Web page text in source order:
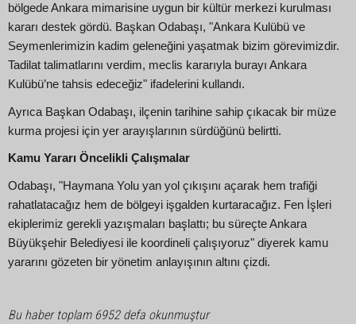
bölgede Ankara mimarisine uygun bir kültür merkezi kurulması
kararı destek gördü. Başkan Odabaşı, "Ankara Kulübü ve
Seymenlerimizin kadim geleneğini yaşatmak bizim görevimizdir.
Tadilat talimatlarını verdim, meclis kararıyla burayı Ankara
Kulübü’ne tahsis edeceğiz" ifadelerini kullandı.
Ayrıca Başkan Odabaşı, ilçenin tarihine sahip çıkacak bir müze
kurma projesi için yer arayışlarının sürdüğünü belirtti.
Kamu Yararı Öncelikli Çalışmalar
Odabaşı, "Haymana Yolu yan yol çıkışını açarak hem trafiği
rahatlatacağız hem de bölgeyi işgalden kurtaracağız. Fen İşleri
ekiplerimiz gerekli yazışmaları başlattı; bu süreçte Ankara
Büyükşehir Belediyesi ile koordineli çalışıyoruz" diyerek kamu
yararını gözeten bir yönetim anlayışının altını çizdi.
Bu haber toplam 6952 defa okunmuştur